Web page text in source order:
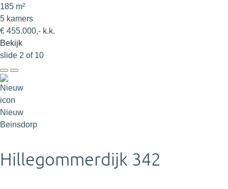
185 m²
5 kamers
€ 455.000,- k.k.
Bekijk
slide 2 of 10
Nieuw
Beinsdorp
Hillegommerdijk 342